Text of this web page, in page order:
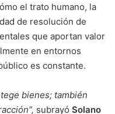
el trato humano, la
de resolución de
que aportan valor
en entornos
es constante.
bienes; también
subrayó Solano